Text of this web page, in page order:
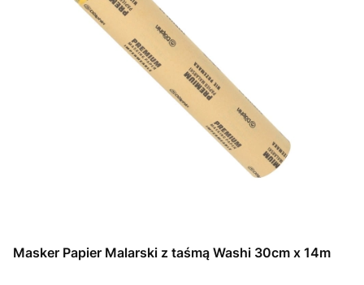
Masker Papier Malarski z taśmą Washi 30cm x 14m